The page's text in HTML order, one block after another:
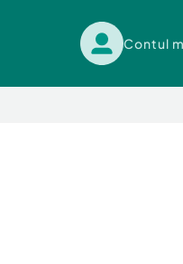
Contul